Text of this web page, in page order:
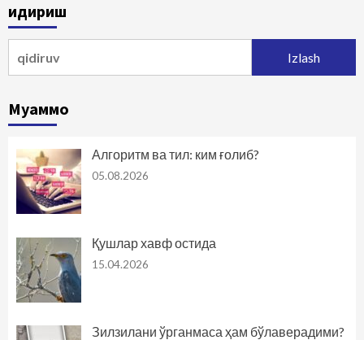
Қидириш
Муаммо
Алгоритм ва тил: ким ғолиб?
05.08.2026
Қушлар хавф остида
15.04.2026
Зилзилани ўрганмаса ҳам бўлаверадими?